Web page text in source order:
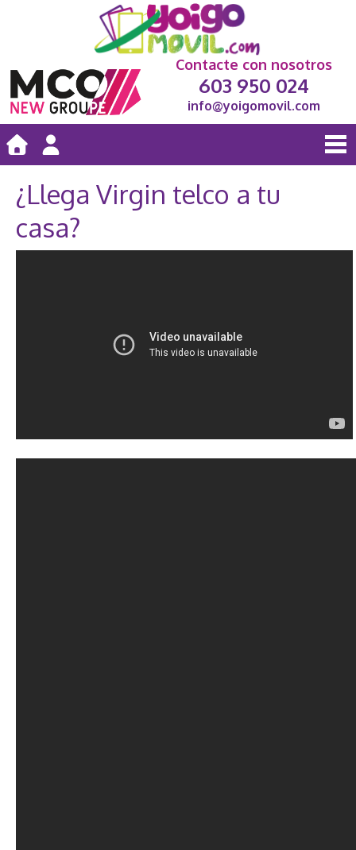
Contacte con nosotros
603 950 024
info@yoigomovil.com
¿Llega Virgin telco a tu
casa?